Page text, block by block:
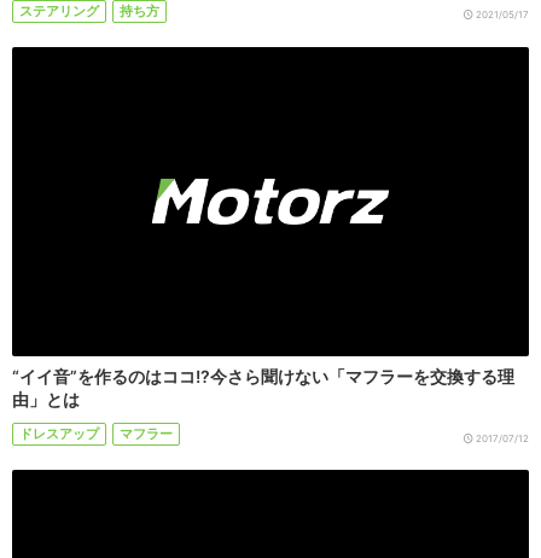
ステアリング 持ち方 2021/05/17
“イイ音”を作るのはココ!?今さら聞けない「マフラーを交換する理
由」とは
ドレスアップ マフラー 2017/07/12